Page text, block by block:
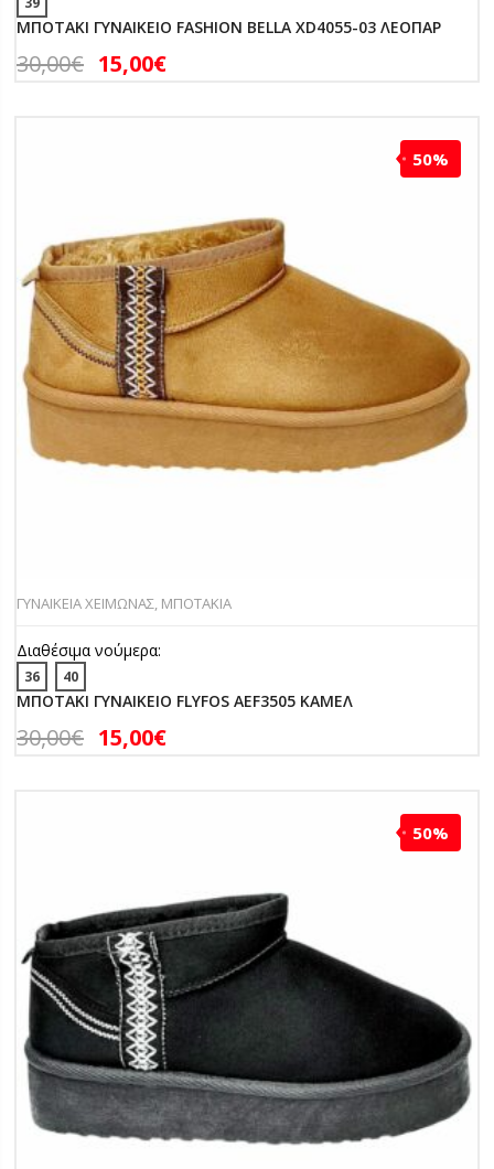
ΜΠΟΤΑΚΙ ΓΥΝΑΙΚΕΙΟ FASHION BELLA XD4055-03 ΛΕΟΠΑΡ
30,00€ 15,00€
50%
ΓΥΝΑΙΚΕΙΑ ΧΕΙΜΩΝΑΣ, ΜΠΟΤΑΚΙΑ
Διαθέσιμα νούμερα:
36 40
ΜΠΟΤΑΚΙ ΓΥΝΑΙΚΕΙΟ FLYFOS AEF3505 ΚΑΜΕΛ
30,00€ 15,00€
50%